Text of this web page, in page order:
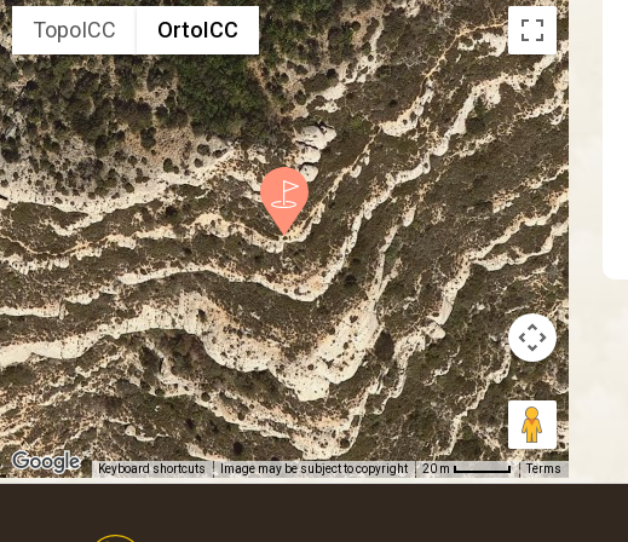
TopoICC OrtoICC
Keyboard shortcuts Image may be subject to copyright 20 m Terms